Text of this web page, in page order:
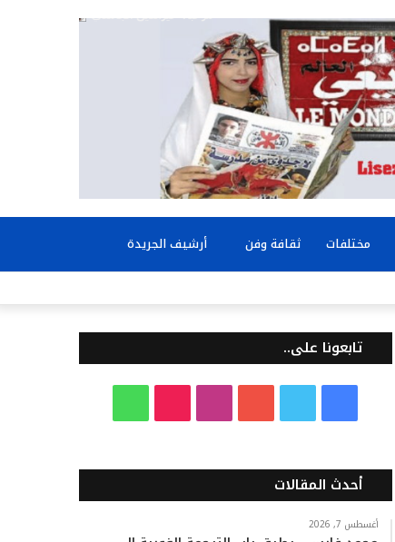
مختلفات ثقافة وفن أرشيف الجريدة
عن
تابعونا على..
س
ب
ي
ت
ت
ي
س
ت
k
T
ت
س
أحدث المقالات
أغسطس 7, 2026